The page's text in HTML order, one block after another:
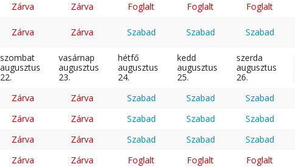
Zárva Zárva Foglalt Foglalt Foglalt
Zárva Zárva Szabad Szabad Szabad
szombat
augusztus
22.
vasárnap
augusztus
23.
hétfő
augusztus
24.
kedd
augusztus
25.
szerda
augusztus
26.
Zárva Zárva Szabad Szabad Szabad
Zárva Zárva Szabad Szabad Szabad
Zárva Zárva Szabad Szabad Szabad
Zárva Zárva Foglalt Foglalt Foglalt